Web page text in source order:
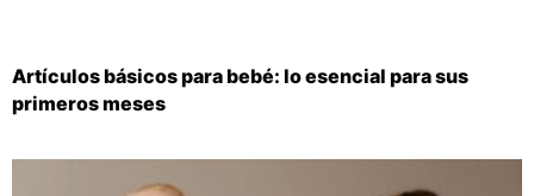
Artículos básicos para bebé: lo esencial para sus
primeros meses